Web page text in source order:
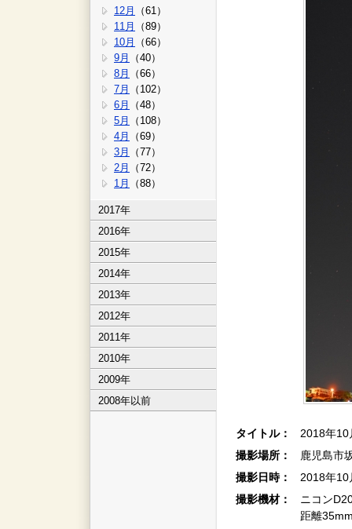
12月
（61）
11月
（89）
10月
（66）
9月
（40）
8月
（66）
7月
（102）
6月
（48）
5月
（108）
4月
（69）
3月
（77）
2月
（72）
1月
（88）
2017年
2016年
2015年
2014年
2013年
2012年
2011年
2010年
2009年
2008年以前
タイトル：
2018年10
撮影場所：
鹿児島市
撮影日時：
2018年
撮影機材：
ニコン
距離